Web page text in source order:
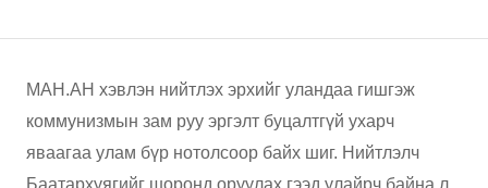
МАН.АН хэвлэн нийтлэх эрхийг уландаа гишгэж
коммунизмын зам руу эргэлт буцалтгүй ухарч
яваагаа улам бүр нотолсоор байх шиг. Нийтлэлч
Баатархуягийг шоронд оруулах гээд улайрч байна л